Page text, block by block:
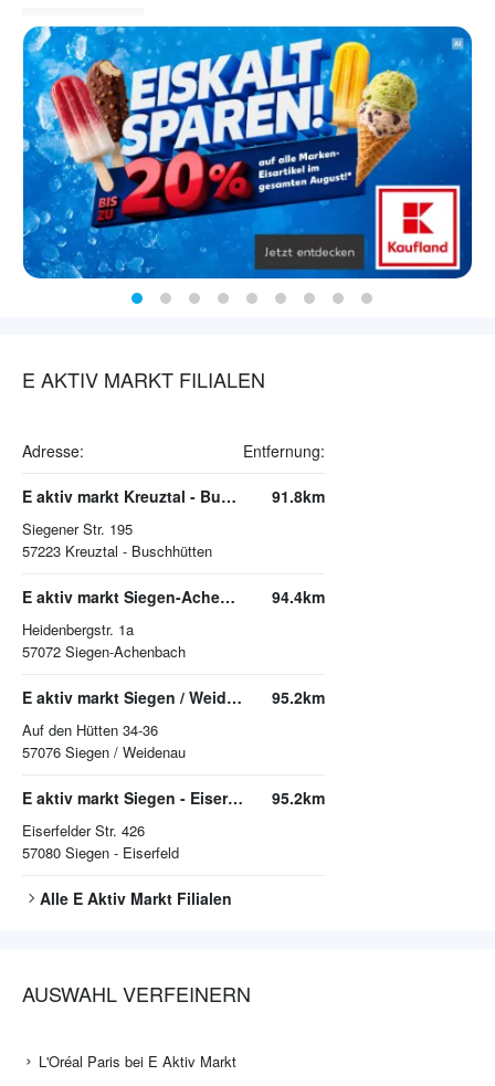
E AKTIV MARKT FILIALEN
Adresse: Entfernung:
E aktiv markt Kreuztal - Buschhütten
Siegener Str. 195
57223 Kreuztal - Buschhütten
91.8km
E aktiv markt Siegen-Achenbach
Heidenbergstr. 1a
57072 Siegen-Achenbach
94.4km
E aktiv markt Siegen / Weidenau
Auf den Hütten 34-36
57076 Siegen / Weidenau
95.2km
E aktiv markt Siegen - Eiserfeld
Eiserfelder Str. 426
57080 Siegen - Eiserfeld
95.2km
Alle E Aktiv Markt Filialen
AUSWAHL VERFEINERN
L'Oréal Paris bei E Aktiv Markt